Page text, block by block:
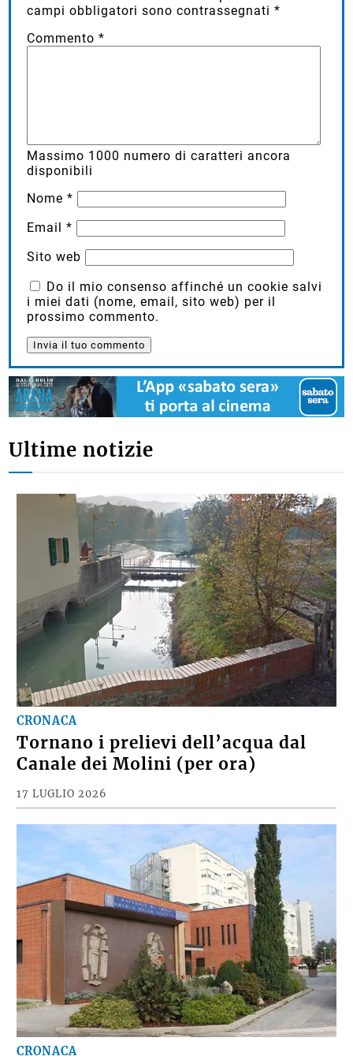
campi obbligatori sono contrassegnati*
Commento*
Massimo 1000 numero di caratteri ancora
disponibili
Nome*
Email*
Sito web
Do il mio consenso affinché un cookie salvi
i miei dati (nome, email, sito web) per il
prossimo commento.
Ultime notizie
CRONACA
Tornano i prelievi dell’acqua dal
Canale dei Molini (per ora)
17 LUGLIO 2026
CRONACA